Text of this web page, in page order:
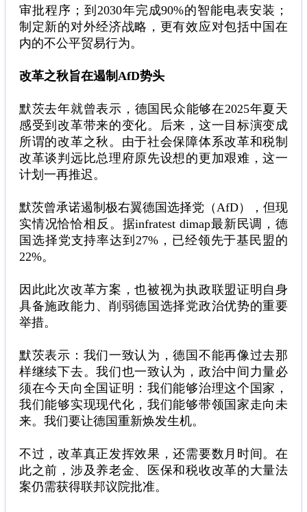
审批程序；到2030年完成90%的智能电表安装；
制定新的对外经济战略，更有效应对包括中国在
内的不公平贸易行为。
改革之秋旨在遏制AfD势头
默茨去年就曾表示，德国民众能够在2025年夏天
感受到改革带来的变化。后来，这一目标演变成
所谓的改革之秋。由于社会保障体系改革和税制
改革谈判远比总理府原先设想的更加艰难，这一
计划一再推迟。
默茨曾承诺遏制极右翼德国选择党（AfD），但现
实情况恰恰相反。据infratest dimap最新民调，德
国选择党支持率达到27%，已经领先于基民盟的
22%。
因此此次改革方案，也被视为执政联盟证明自身
具备施政能力、削弱德国选择党政治优势的重要
举措。
默茨表示：我们一致认为，德国不能再像过去那
样继续下去。我们也一致认为，政治中间力量必
须在今天向全国证明：我们能够治理这个国家，
我们能够实现现代化，我们能够带领国家走向未
来。我们要让德国重新焕发生机。
不过，改革真正发挥效果，还需要数月时间。在
此之前，涉及养老金、医保和税收改革的大量法
案仍需获得联邦议院批准。